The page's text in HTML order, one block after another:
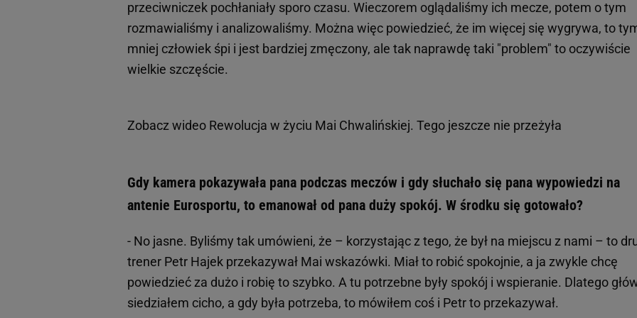
przeciwniczek pochłaniały sporo czasu. Wieczorem oglądaliśmy ich mecze, potem o tym
rozmawialiśmy i analizowaliśmy. Można więc powiedzieć, że im więcej się wygrywa, to
mniej człowiek śpi i jest bardziej zmęczony, ale tak naprawdę taki "problem" to oczywiście
wielkie szczęście.
Zobacz wideo Rewolucja w życiu Mai Chwalińskiej. Tego jeszcze nie przeżyła
Gdy kamera pokazywała pana podczas meczów i gdy słuchało się pana wypowiedzi na
antenie Eurosportu, to emanował od pana duży spokój. W środku się gotowało?
- No jasne. Byliśmy tak umówieni, że – korzystając z tego, że był na miejscu z nami – to
trener Petr Hajek przekazywał Mai wskazówki. Miał to robić spokojnie, a ja zwykle chcę
powiedzieć za dużo i robię to szybko. A tu potrzebne były spokój i wspieranie. Dlatego
siedziałem cicho, a gdy była potrzeba, to mówiłem coś i Petr to przekazywał.